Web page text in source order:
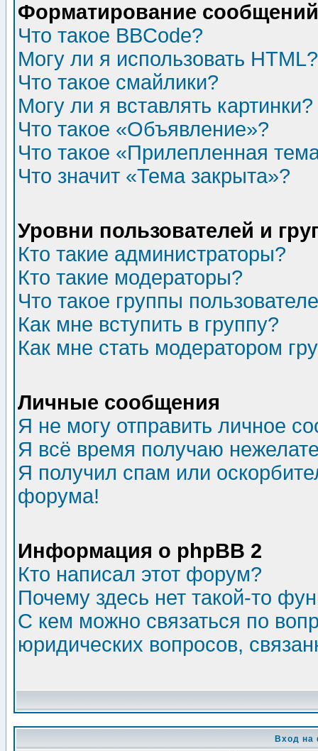
Форматирование
Что такое BBCode?
Могу ли я использовать HTML?
Что такое смайлики?
Могу ли я вставлять картинки?
Что такое «Объявление»?
Что такое «Прилепленная
Что значит «Тема закрыта»?
Уровни пользователей и
Кто такие администраторы?
Кто такие модераторы?
Что такое группы
Как мне вступить в группу?
Как мне стать модератором
Личные сообщения
Я не могу отправить личное
Я всё время получаю
Я получил спам или
форума!
Информация о phpBB 2
Кто написал этот форум?
Почему здесь нет такой-то
С кем можно связаться по
юридических вопросов,
Вход на